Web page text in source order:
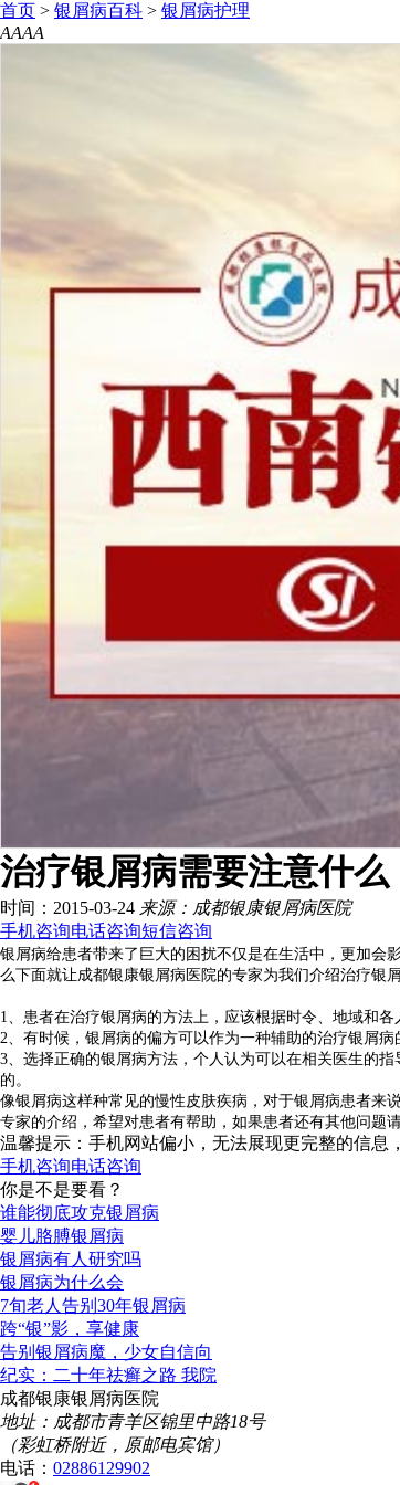
首页 > 银屑病百科 > 银屑病护理
AAAA
治疗银屑病需要注意什么
时间：2015-03-24 来源：成都银康银屑病医院
手机咨询电话咨询短信咨询
银屑病给患者带来了巨大的困扰不仅是在生活中，更加会
么下面就让成都银康银屑病医院的专家为我们介绍治疗银
1、患者在治疗银屑病的方法上，应该根据时令、地域和
2、有时候，银屑病的偏方可以作为一种辅助的治疗银屑
3、选择正确的银屑病方法，个人认为可以在相关医生的
的。
像银屑病这样种常见的慢性皮肤疾病，对于银屑病患者来
专家的介绍，希望对患者有帮助，如果患者还有其他问题
温馨提示：手机网站偏小，无法展现更完整的信息
手机咨询电话咨询
你是不是要看？
谁能彻底攻克银屑病
婴儿胳膊银屑病
银屑病有人研究吗
银屑病为什么会
7旬老人告别30年银屑病
跨“银”影，享健康
告别银屑病魔，少女自信向
纪实：二十年祛癣之路 我院
成都银康银屑病医院
地址：成都市青羊区锦里中路18号
（彩虹桥附近，原邮电宾馆）
电话： 02886129902